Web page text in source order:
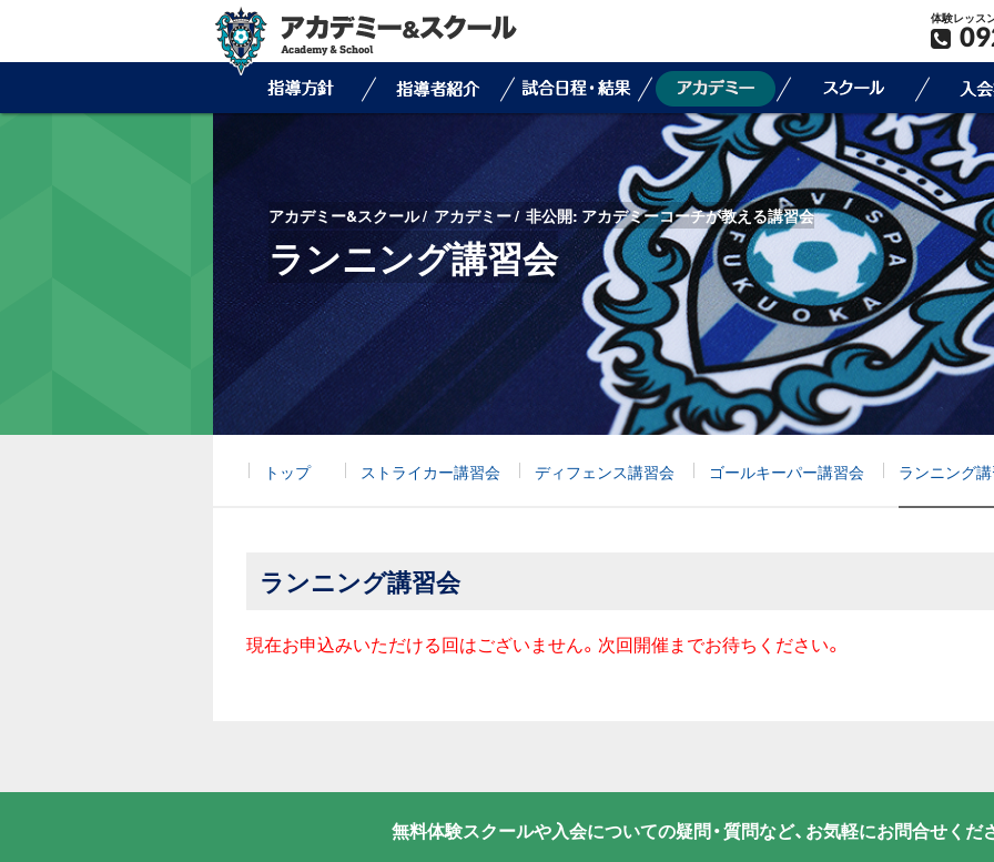
アカデミー&スクール アカデミー 非公開: アカデミーコーチが教える講習会
ランニング講習会
体験レッス
トップ ストライカー講習会 ディフェンス講習会 ゴールキーパー講習会 ランニング
ランニング講習会
現在お申込みいただける回はございません。次回開催までお待ちください。
無料体験スクールや入会についての疑問・質問など、お気軽にお問合せくだ